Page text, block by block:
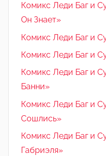
Комикс Леди Баг и
Он Знает»
Комикс Леди Баг и
Комикс Леди Баг и
Комикс Леди Баг и
Банни»
Комикс Леди Баг и
Сошлись»
Комикс Леди Баг и
Габриэля»